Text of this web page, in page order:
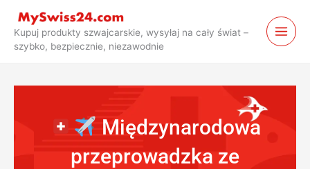
treściKupuj produkty szwajcarskie, wysyłaj na cały świat –
szybko, bezpiecznie, niezawodnie
Międzynarodowa
przeprowadzka ze